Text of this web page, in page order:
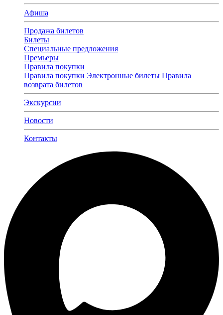
Афиша
Продажа билетов
Билеты
Специальные предложения
Премьеры
Правила покупки
Правила покупки Электронные билеты Правила
возврата билетов
Экскурсии
Новости
Контакты